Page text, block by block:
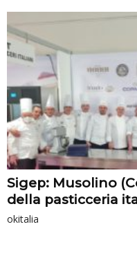
Sigep: Musolino
della pasticceria
okitalia